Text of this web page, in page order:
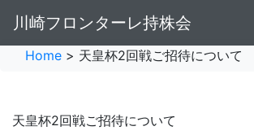
川崎フロンターレ持株会
Home > 天皇杯2回戦ご招待について
天皇杯2回戦ご招待について